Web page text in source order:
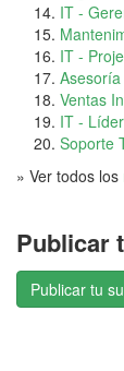
IT -
IT -
Ventas
IT -
Soporte
» Ver todos los
Publicar
Publicar tu